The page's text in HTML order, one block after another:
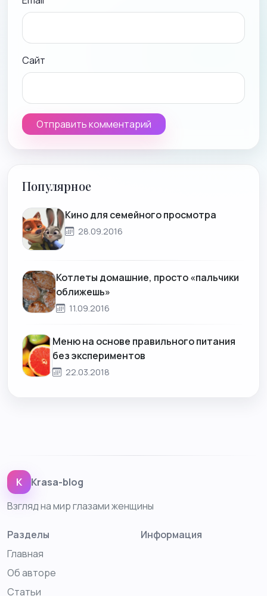
Сайт
Популярное
Кино для семейного просмотра
28.09.2016
Котлеты домашние, просто «пальчики
оближешь»
11.09.2016
Меню на основе правильного питания
без экспериментов
22.03.2018
K
Krasa-blog
Взгляд на мир глазами женщины
Разделы
Главная
Об авторе
Статьи
Информация